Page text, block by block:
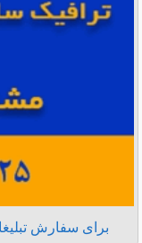
برای سفارش